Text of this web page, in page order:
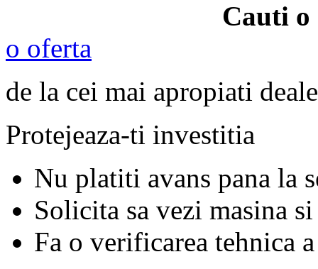
Cauti o
o oferta
de la cei mai apropiati
Protejeaza-ti investitia
Nu platiti avans pana la
Solicita sa vezi masina si
Fa o verificarea tehnica